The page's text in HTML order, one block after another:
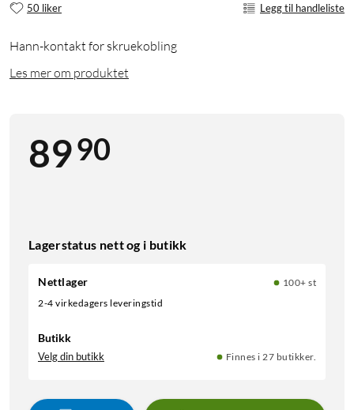
50 liker Legg til handleliste
Hann-kontakt for skruekobling
Les mer om produktet
8990
Lagerstatus nett og i butikk
Nettlager
100+ st
2-4 virkedagers leveringstid
Butikk
Velg din butikk Finnes i 27 butikker.